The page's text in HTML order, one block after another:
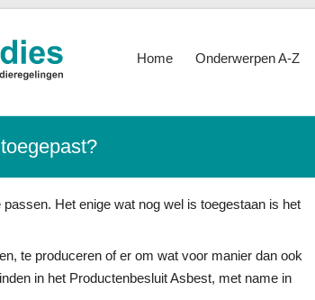
Home Onderwerpen A-Z
Het enige wat nog wel is toegestaan is het
te produceren of er om wat voor manier dan ook
in het Productenbesluit Asbest, met name in